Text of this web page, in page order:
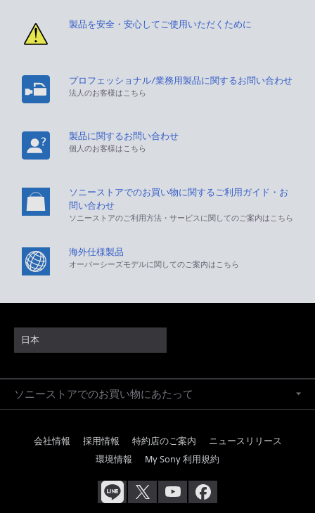
製品を安全・安心してご使用いただくために
プロフェッショナル/業務用製品に関するお問い合わせ
法人のお客様はこちら
製品に関するお問い合わせ
個人のお客様はこちら
ソニーストアでのお買い物に関するご利用ガイド・お
問い合わせ
ソニーストアのご利用方法・サービスに関してのご案内はこちら
海外仕様製品
オーバーシーズモデルに関してのご案内はこちら
日本
ソニーストアでのお買い物にあたって
会社情報 採用情報 特約店のご案内
ニュースリリース
環境情報
My Sony 利用規約